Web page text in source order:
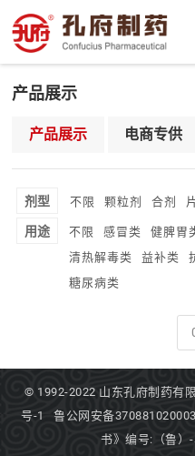
产品展示
产品展示 电商专供
剂型 不限 颗粒剂 合剂
用途 不限 感冒类 健脾胃
清热解毒类
益补类
糖尿病类
© 1992-2022 山东孔府制药有
号-1
鲁公网安备
书》编号:（鲁）